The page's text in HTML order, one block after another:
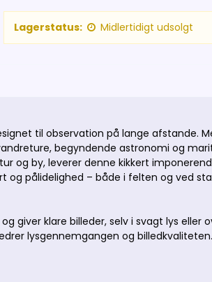
Lagerstatus: Midlertidigt udsolgt
til observation på lange afstande.
begyndende astronomi og
og by, leverer denne kikkert
og pålidelighed – både i felten og ved
giver klare billeder, selv i svagt lys eller
lysgennemgangen og